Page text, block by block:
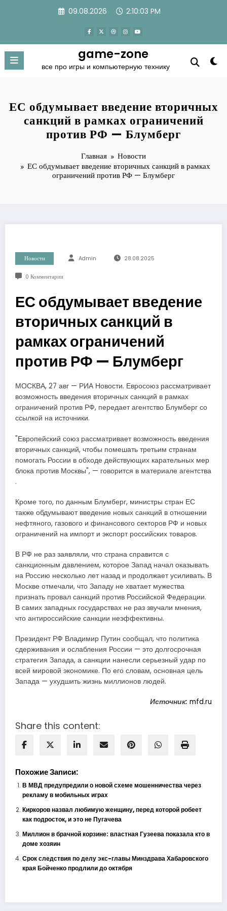
09.08.2026 2:10:04 PM
game-zone
все про игры и компьютерную технику
ЕС обдумывает введение вторичных
санкций в рамках ограничений
против РФ — Блумберг
Главная
Новости
ЕС обдумывает введение вторичных санкций в рамках
ограничений против РФ — Блумберг
Новости Admin 28.08.2025
0 Комментарии
ЕС обдумывает введение
вторичных санкций в
рамках ограничений
против РФ — Блумберг
МОСКВА, 27 авг — РИА Новости. Евросоюз рассматривает
возможность введения вторичных санкций в рамках
ограничений против РФ, передает агентство Блумберг со
ссылкой на источники.
"Европейский союз рассматривает возможность введения
вторичных санкций, чтобы помешать третьим странам
помогать России в обходе действующих карательных мер
блока против Москвы", — говорится в материале агентства​​​
.
Кроме того, по данным Блумберг, министры стран ЕС
также обдумывают введение новых санкций в отношении
нефтяного, газового и финансового секторов РФ и новых
ограничений на импорт и экспорт российских товаров.
В РФ не раз заявляли, что страна справится с
санкционным давлением, которое Запад начал оказывать
на Россию несколько лет назад и продолжает усиливать. В
Москве отмечали, что Западу не хватает мужества
признать провал санкций против Российской Федерации.
В самих западных государствах не раз звучали мнения,
что антироссийские санкции неэффективны.
Президент РФ Владимир Путин сообщал, что политика
сдерживания и ослабления России — это долгосрочная
стратегия Запада, а санкции нанесли серьезный удар по
всей мировой экономике. По его словам, основная цель
Запада — ухудшить жизнь миллионов людей.
Источник: mfd.ru
Share this content:
Похожие Записи:
В МВД предупредили о новой схеме мошенничества через
рекламу в мобильных играх
Киркоров назвал любимую женщину, перед которой робеет
как подросток, и это не Пугачева
Миллион в брачной корзине: властная Гузеева показала кто в
доме хозяин
Срок следствия по делу экс-главы Минздрава Хабаровского
края Бойченко продлили до октября